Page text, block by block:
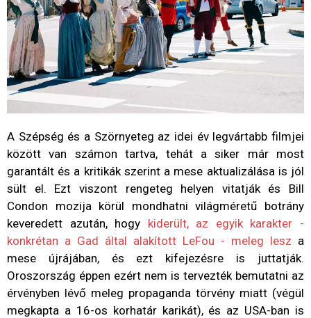
A Szépség és a Szörnyeteg az idei év legvártabb filmjei
között van számon tartva, tehát a siker már most
garantált és a kritikák szerint a mese aktualizálása is jól
sült el. Ezt viszont rengeteg helyen vitatják és Bill
Condon mozija körül mondhatni világméretű botrány
keveredett azután, hogy kiderült, az egyik karakter -
konkrétan a Gad által alakított LeFou - meleg lesz a
mese újrájában, és ezt kifejezésre is juttatják.
Oroszország éppen ezért nem is tervezték bemutatni az
érvényben lévő meleg propaganda törvény miatt (végül
megkapta a 16-os korhatár karikát), és az USA-ban is